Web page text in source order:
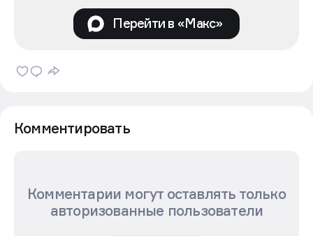
Перейти в «Макс»
Комментировать
Комментарии могут оставлять только
авторизованные пользователи